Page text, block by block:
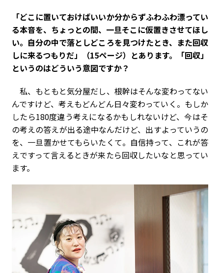
――「どこに置いておけばいいか分からずふわふわ漂ってい
る本音を、ちょっとの間、一旦そこに仮置きさせてほし
い。自分の中で落としどころを見つけたとき、また回収
しに来るつもりだ」（15ページ）とあります。「回収」
というのはどういう意図ですか？
私、もともと気分屋だし、根幹はそんな変わってない
んですけど、考えもどんどん日々変わっていく。もしか
したら180度違う考えになるかもしれないけど、今はそ
の考えの答えが出る途中なんだけど、出すよっていうの
を、一旦置かせてもらいたくて。自信持って、これが答
えですって言えるときが来たら回収したいなと思ってい
ます。